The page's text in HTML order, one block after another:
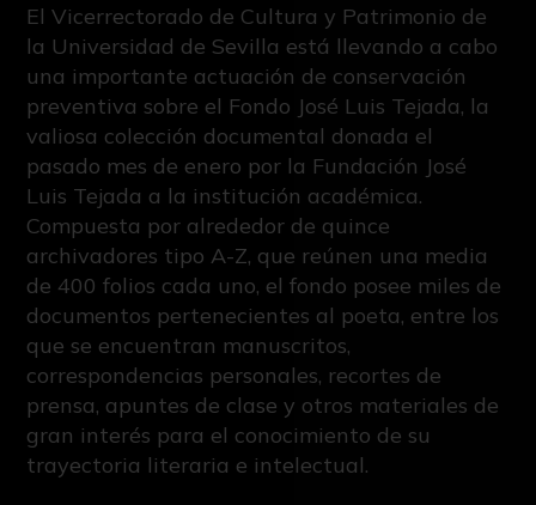
El Vicerrectorado de Cultura y Patrimonio de
la Universidad de Sevilla está llevando a cabo
una importante actuación de conservación
preventiva sobre el Fondo José Luis Tejada, la
valiosa colección documental donada el
pasado mes de enero por la Fundación José
Luis Tejada a la institución académica.
Compuesta por alrededor de quince
archivadores tipo A-Z, que reúnen una media
de 400 folios cada uno, el fondo posee miles de
documentos pertenecientes al poeta, entre los
que se encuentran manuscritos,
correspondencias personales, recortes de
prensa, apuntes de clase y otros materiales de
gran interés para el conocimiento de su
trayectoria literaria e intelectual.